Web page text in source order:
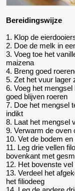
Bereidingswijze
1. Klop de
2. Doe de melk in
3. Voeg toe het
maizena
4. Breng goed
5. Zet het vuur lager
6. Voeg het mengsel
goed blijven roeren
7. Doe het mengsel
indikt
8. Laat het mengsel
9. Verwarm de oven
10. Vet de bodem
11. Leg drie vellen
bovenkant met
12. Het bovenste
13. Verdeel het
het filiodeeg